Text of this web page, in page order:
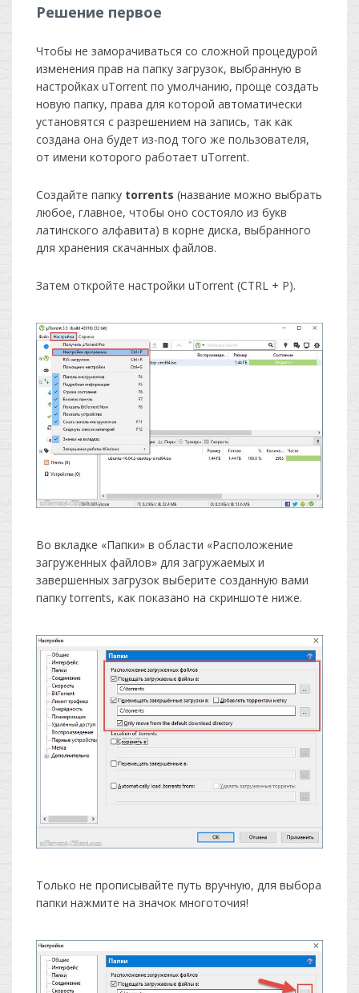
Решение первое
Чтобы не заморачиваться со сложной процедурой
изменения прав на папку загрузок, выбранную в
настройках uTorrent по умолчанию, проще создать
новую папку, права для которой автоматически
установятся с разрешением на запись, так как
создана она будет из-под того же пользователя,
от имени которого работает uTorrent.
Создайте папку torrents (название можно выбрать
любое, главное, чтобы оно состояло из букв
латинского алфавита) в корне диска, выбранного
для хранения скачанных файлов.
Затем откройте настройки uTorrent (CTRL + P).
Во вкладке «Папки» в области «Расположение
загруженных файлов» для загружаемых и
завершенных загрузок выберите созданную вами
папку torrents, как показано на скриншоте ниже.
Только не прописывайте путь вручную, для выбора
папки нажмите на значок многоточия!